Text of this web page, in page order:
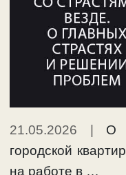
21.05.2026
О
городской
на работе в …